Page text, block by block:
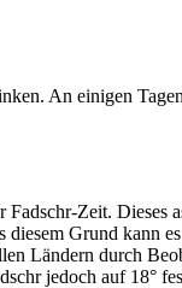
An einigen
Zeit. Dieses
Grund kann
Ländern durch
jedoch auf 18°